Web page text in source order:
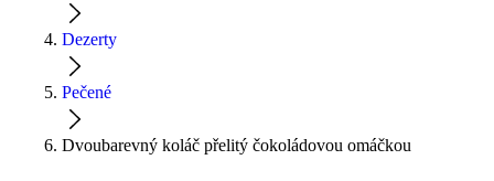
Dezerty
Pečené
Dvoubarevný koláč přelitý čokoládovou omáčkou